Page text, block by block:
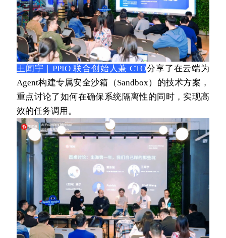
王闻宇｜PPIO 联合创始人兼 CTO分享了在云端为
Agent构建专属安全沙箱（Sandbox）的技术方案，
重点讨论了如何在确保系统隔离性的同时，实现高
效的任务调用。